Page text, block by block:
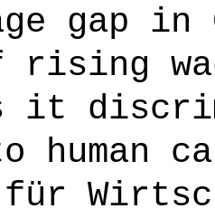
gap in
rising
it
human